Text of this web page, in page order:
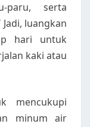
paru, serta
luangkan
hari untuk
kaki atau
mencukupi
minum air